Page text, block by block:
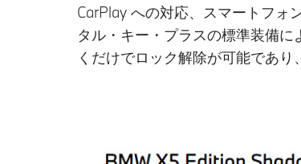
CarPlay への対応、スマートフォ
タル・キー・プラスの標準装備
くだけでロック解除が可能であ